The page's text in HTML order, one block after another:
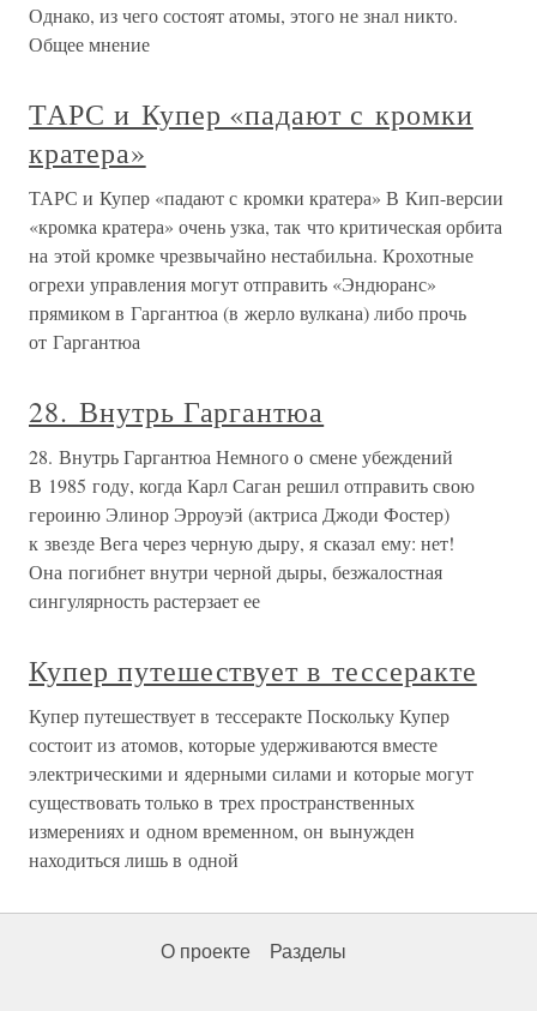
Однако, из чего состоят атомы, этого не знал никто.
Общее мнение
ТАРС и Купер «падают с кромки
кратера»
ТАРС и Купер «падают с кромки кратера» В Кип-версии
«кромка кратера» очень узка, так что критическая орбита
на этой кромке чрезвычайно нестабильна. Крохотные
огрехи управления могут отправить «Эндюранс»
прямиком в Гаргантюа (в жерло вулкана) либо прочь
от Гаргантюа
28. Внутрь Гаргантюа
28. Внутрь Гаргантюа Немного о смене убеждений
В 1985 году, когда Карл Саган решил отправить свою
героиню Элинор Эрроуэй (актриса Джоди Фостер)
к звезде Вега через черную дыру, я сказал ему: нет!
Она погибнет внутри черной дыры, безжалостная
сингулярность растерзает ее
Купер путешествует в тессеракте
Купер путешествует в тессеракте Поскольку Купер
состоит из атомов, которые удерживаются вместе
электрическими и ядерными силами и которые могут
существовать только в трех пространственных
измерениях и одном временном, он вынужден
находиться лишь в одной
О проекте Разделы